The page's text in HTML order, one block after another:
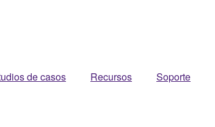
de casos Recursos Soporte